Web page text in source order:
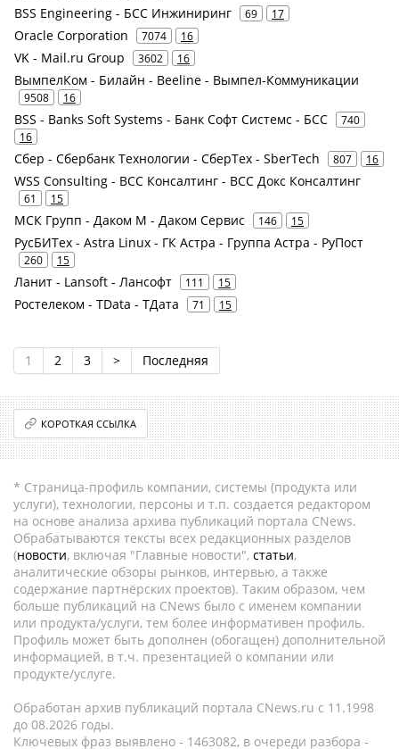
BSS Engineering - БСС Инжиниринг 69 17
Oracle Corporation 7074 16
VK - Mail.ru Group 3602 16
ВымпелКом - Билайн - Beeline - Вымпел-Коммуникации
9508 16
BSS - Banks Soft Systems - Банк Софт Системс - БСС
740
16
Сбер - Сбербанк Технологии - СберТех - SberTech 807 16
WSS Consulting - ВСС Консалтинг - ВСС Докс Консалтинг
61 15
МСК Групп - Даком М - Даком Сервис 146 15
РусБИТех - Astra Linux - ГК Астра - Группа Астра - РуПост
260 15
Ланит - Lansoft - Лансофт 111 15
Ростелеком - TData - ТДата 71 15
1 2 3 > Последняя
КОРОТКАЯ ССЫЛКА
* Страница-профиль компании, системы (продукта или
услуги), технологии, персоны и т.п. создается редактором
на основе анализа архива публикаций портала CNews.
Обрабатываются тексты всех редакционных разделов
(новости, включая "Главные новости", статьи,
аналитические обзоры рынков, интервью, а также
содержание партнёрских проектов). Таким образом, чем
больше публикаций на CNews было с именем компании
или продукта/услуги, тем более информативен профиль.
Профиль может быть дополнен (обогащен) дополнительной
информацией, в т.ч. презентацией о компании или
продукте/услуге.
Обработан архив публикаций портала CNews.ru c 11.1998
до 08.2026 годы.
Ключевых фраз выявлено - 1463082, в очереди разбора -